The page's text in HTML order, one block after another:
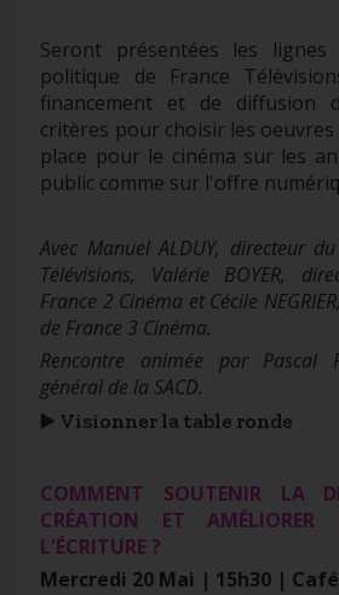
Seront présentées les
politique de France
financement et de diffusion
critères pour choisir les oeuvres
place pour le cinéma sur les
public comme sur l'offre
Avec Manuel ALDUY, directeur
Télévisions, Valérie BOYER,
France 2 Cinéma et Cécile
de France 3 Cinéma.
Rencontre animée par Pascal
général de la SACD.
▶️ Visionner la table ronde
COMMENT SOUTENIR LA
CRÉATION ET
L'ÉCRITURE ?
Mercredi 20 Mai | 15h30 |